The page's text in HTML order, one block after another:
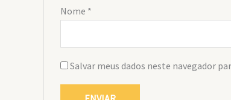
Nome *
Salvar meus dados neste navegador